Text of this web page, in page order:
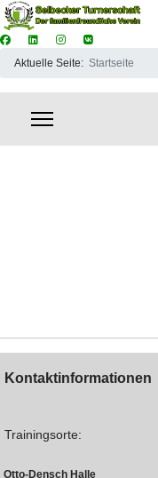
Aktuelle Seite: Startseite
Kontaktinformationen
Trainingsorte:
Otto-Densch Halle